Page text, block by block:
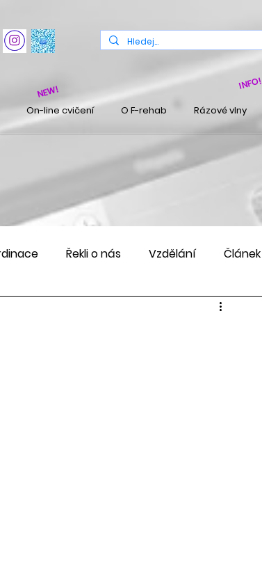
INFO!
NEW!
On-line cvičení O F-rehab Rázové vlny
Řekli o nás Vzdělání Článek